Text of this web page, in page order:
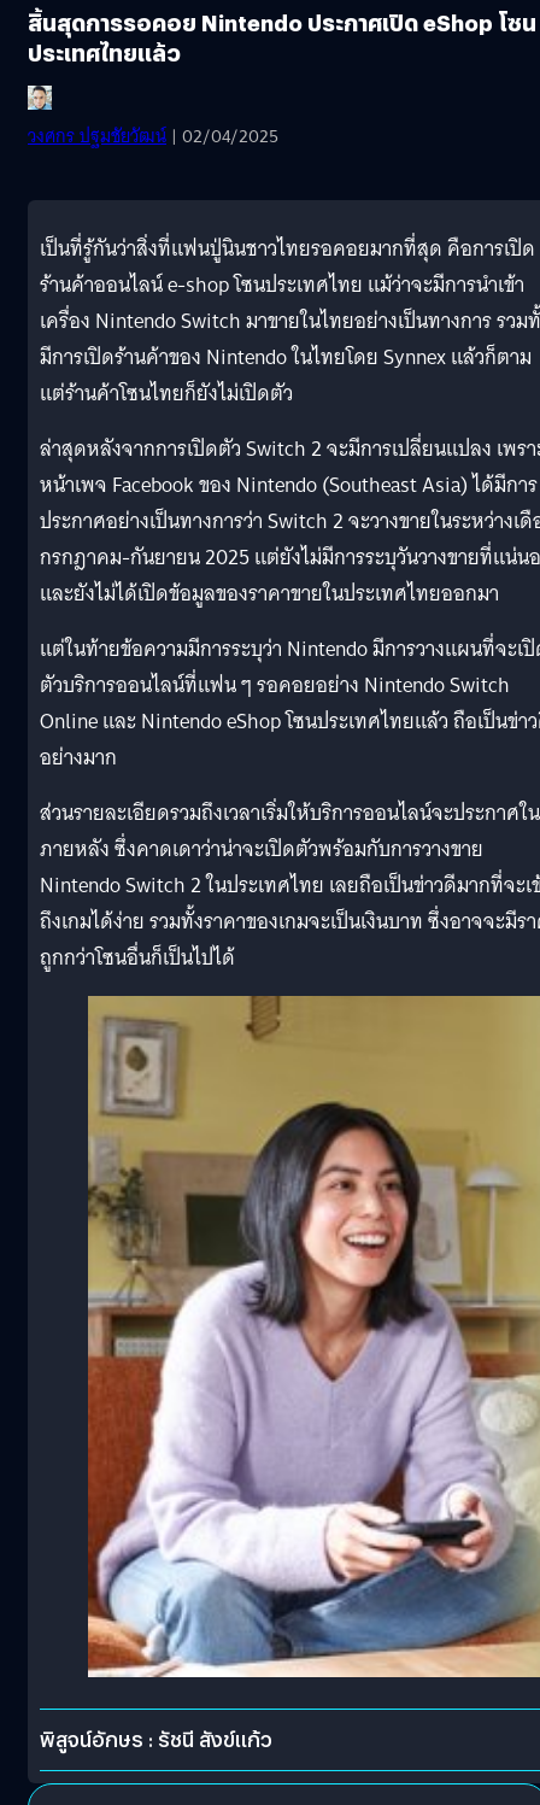
สิ้นสุดการรอคอย Nintendo ประกาศเปิด eShop โซน
ประเทศไทยแล้ว
วงศกร ปฐมชัยวัฒน์ | 02/04/2025
เป็นที่รู้กันว่าสิ่งที่แฟนปู่นินชาวไทยรอคอยมากที่สุด คือการเปิด
ร้านค้าออนไลน์ e-shop โซนประเทศไทย แม้ว่าจะมีการนำเข้า
เครื่อง Nintendo Switch มาขายในไทยอย่างเป็นทางการ รวม
มีการเปิดร้านค้าของ Nintendo ในไทยโดย Synnex แล้วก็ตาม
แต่ร้านค้าโซนไทยก็ยังไม่เปิดตัว
ล่าสุดหลังจากการเปิดตัว Switch 2 จะมีการเปลี่ยนแปลง เพร
หน้าเพจ Facebook ของ Nintendo (Southeast Asia) ได้มีการ
ประกาศอย่างเป็นทางการว่า Switch 2 จะวางขายในระหว่างเ
กรกฎาคม-กันยายน 2025 แต่ยังไม่มีการระบุวันวางขายที่แน่น
และยังไม่ได้เปิดข้อมูลของราคาขายในประเทศไทยออกมา
แต่ในท้ายข้อความมีการระบุว่า Nintendo มีการวางแผนที่จะเ
ตัวบริการออนไลน์ที่แฟน ๆ รอคอยอย่าง Nintendo Switch
Online และ Nintendo eShop โซนประเทศไทยแล้ว ถือเป็นข่า
อย่างมาก
ส่วนรายละเอียดรวมถึงเวลาเริ่มให้บริการออนไลน์จะประกาศใน
ภายหลัง ซึ่งคาดเดาว่าน่าจะเปิดตัวพร้อมกับการวางขาย
Nintendo Switch 2 ในประเทศไทย เลยถือเป็นข่าวดีมากที่จะเ
ถึงเกมได้ง่าย รวมทั้งราคาของเกมจะเป็นเงินบาท ซึ่งอาจจะมีร
ถูกกว่าโซนอื่นก็เป็นไปได้
พิสูจน์อักษร : รัชนี สังข์แก้ว